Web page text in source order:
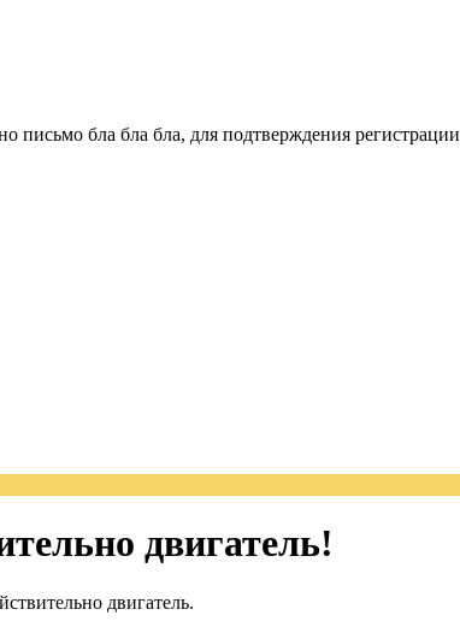
письмо бла бла бла, для подтверждения
двигатель!
двигатель.